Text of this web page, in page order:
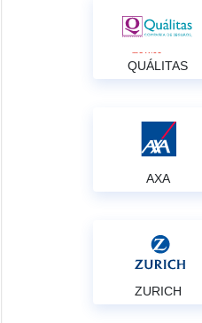
QUÁLITAS
AXA
ZURICH